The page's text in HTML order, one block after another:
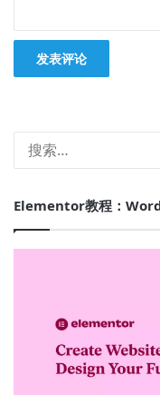
Elementor教程：